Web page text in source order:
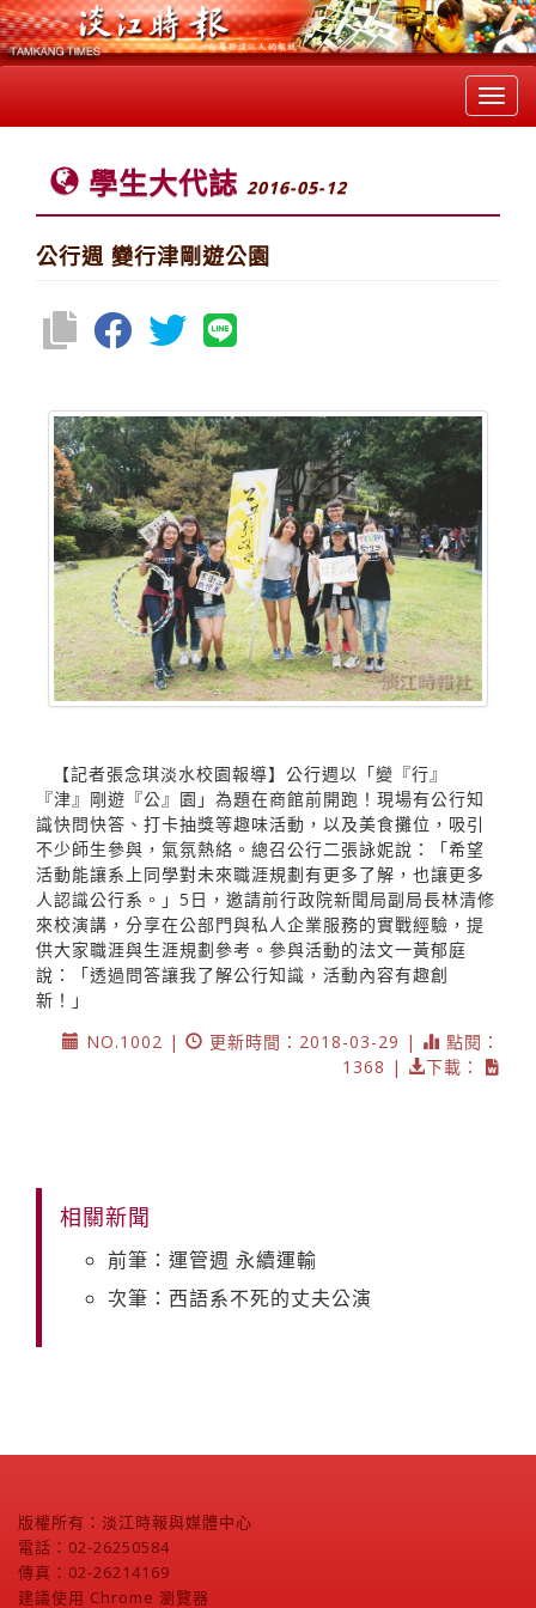
學生大代誌 2016-05-12
公行週 變行津剛遊公園
【記者張念琪淡水校園報導】公行週以「變『行』
『津』剛遊『公』園」為題在商館前開跑！現場有公行知
識快問快答、打卡抽獎等趣味活動，以及美食攤位，吸引
不少師生參與，氣氛熱絡。總召公行二張詠妮說：「希望
活動能讓系上同學對未來職涯規劃有更多了解，也讓更多
人認識公行系。」5日，邀請前行政院新聞局副局長林清修
來校演講，分享在公部門與私人企業服務的實戰經驗，提
供大家職涯與生涯規劃參考。參與活動的法文一黃郁庭
說：「透過問答讓我了解公行知識，活動內容有趣創
新！」
NO.1002 |
更新時間：2018-03-29 |
點閱：
1368 |
下載：
相關新聞
前筆：運管週 永續運輸
次筆：西語系不死的丈夫公演
版權所有：淡江時報與媒體中心
電話：02-26250584
傳真：02-26214169
建議使用 Chrome 瀏覽器